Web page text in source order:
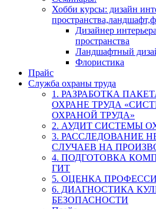
Хобби курсы: дизайн
Дизайнер
пространства
Ландшафтный
Флористика
Прайс
Служба охраны труда
1. РАЗРАБОТКА
ОХРАНЕ ТРУДА
ОХРАНОЙ ТРУДА»
2. АУДИТ СИСТЕМЫ
3. РАССЛЕДОВАНИЕ
СЛУЧАЕВ НА
4. ПОДГОТОВКА
ГИТ
5. ОЦЕНКА
6. ДИАГНОСТИКА
БЕЗОПАСНОСТИ